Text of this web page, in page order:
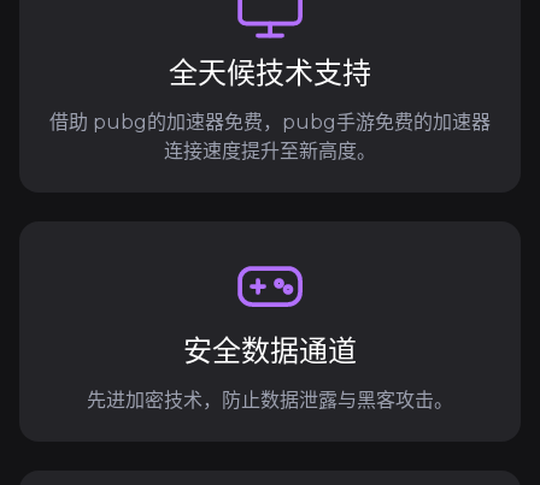
全天候技术支持
借助 pubg的加速器免费，pubg手游免费的加速器
连接速度提升至新高度。
安全数据通道
先进加密技术，防止数据泄露与黑客攻击。